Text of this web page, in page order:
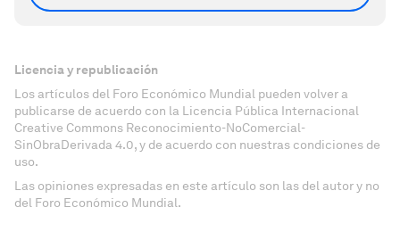
Licencia y republicación
Los artículos del Foro Económico Mundial pueden volver a
publicarse de acuerdo con la Licencia Pública Internacional
Creative Commons Reconocimiento-NoComercial-
SinObraDerivada 4.0, y de acuerdo con nuestras condiciones de
uso.
Las opiniones expresadas en este artículo son las del autor y no
del Foro Económico Mundial.